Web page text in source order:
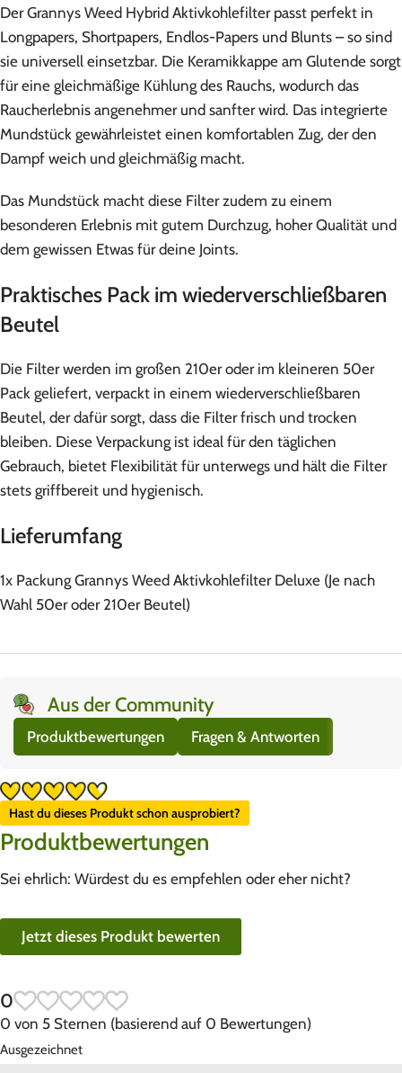
Der Grannys Weed Hybrid Aktivkohlefilter passt perfekt in
Longpapers, Shortpapers, Endlos-Papers und Blunts – so sind
sie universell einsetzbar. Die Keramikkappe am Glutende sorgt
für eine gleichmäßige Kühlung des Rauchs, wodurch das
Raucherlebnis angenehmer und sanfter wird. Das integrierte
Mundstück gewährleistet einen komfortablen Zug, der den
Dampf weich und gleichmäßig macht.
Das Mundstück macht diese Filter zudem zu einem
besonderen Erlebnis mit gutem Durchzug, hoher Qualität und
dem gewissen Etwas für deine Joints.
Praktisches Pack im wiederverschließbaren
Beutel
Die Filter werden im großen 210er oder im kleineren 50er
Pack geliefert, verpackt in einem wiederverschließbaren
Beutel, der dafür sorgt, dass die Filter frisch und trocken
bleiben. Diese Verpackung ist ideal für den täglichen
Gebrauch, bietet Flexibilität für unterwegs und hält die Filter
stets griffbereit und hygienisch.
Lieferumfang
1x Packung Grannys Weed Aktivkohlefilter Deluxe (Je nach
Wahl 50er oder 210er Beutel)
Aus der Community
Produktbewertungen Fragen & Antworten
Hast du dieses Produkt schon ausprobiert?
Produktbewertungen
Sei ehrlich: Würdest du es empfehlen oder eher nicht?
Jetzt dieses Produkt bewerten
0
0 von 5 Sternen (basierend auf 0 Bewertungen)
Ausgezeichnet